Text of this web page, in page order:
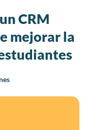
CRM
mejorar la